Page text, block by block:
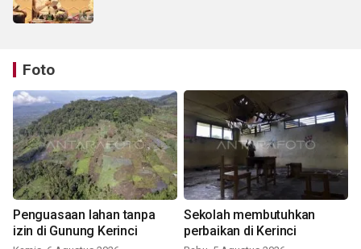
Foto
Penguasaan lahan tanpa
izin di Gunung Kerinci
Sekolah membutuhkan
perbaikan di Kerinci